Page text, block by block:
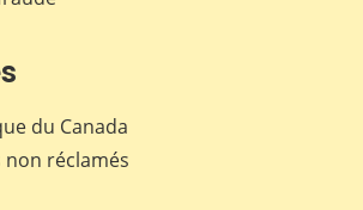
du Canada
non réclamés